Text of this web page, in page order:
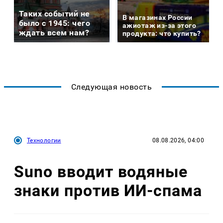
Таких событий не
было с 1945: чего
ждать всем нам?
В магазинах России
ажиотаж из-за этого
продукта: что купить?
Следующая новость
Технологии 08.08.2026, 04:00
Suno вводит водяные
знаки против ИИ-спама